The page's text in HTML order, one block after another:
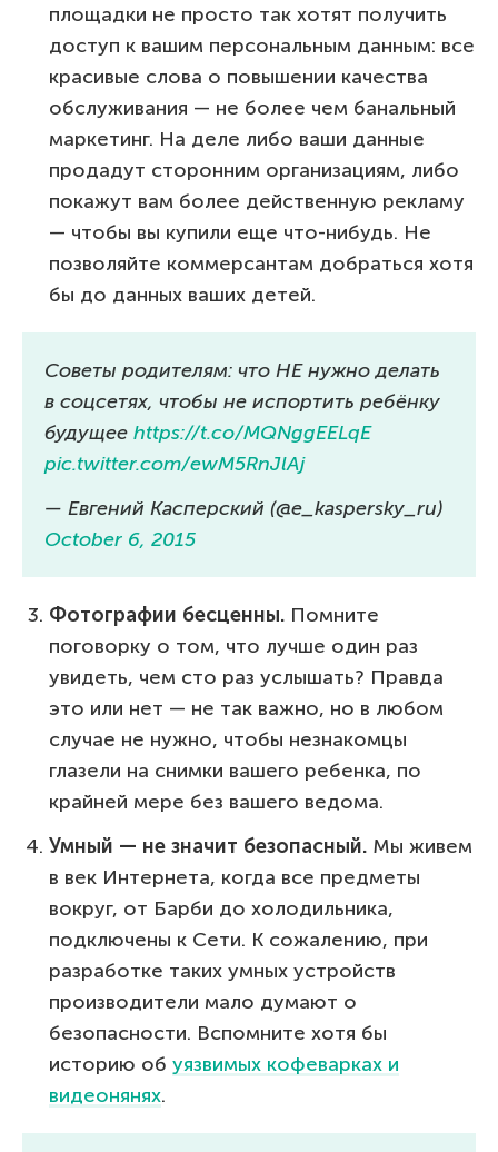
площадки не просто так хотят получить
доступ к вашим персональным данным: все
красивые слова о повышении качества
обслуживания — не более чем банальный
маркетинг. На деле либо ваши данные
продадут сторонним организациям, либо
покажут вам более действенную рекламу
— чтобы вы купили еще что-нибудь. Не
позволяйте коммерсантам добраться хотя
бы до данных ваших детей.
Советы родителям: что НЕ нужно делать
в соцсетях, чтобы не испортить ребёнку
будущее https://t.co/MQNggEELqE
pic.twitter.com/ewM5RnJlAj
— Евгений Касперский (@e_kaspersky_ru)
October 6, 2015
Фотографии бесценны. Помните
поговорку о том, что лучше один раз
увидеть, чем сто раз услышать? Правда
это или нет — не так важно, но в любом
случае не нужно, чтобы незнакомцы
глазели на снимки вашего ребенка, по
крайней мере без вашего ведома.
Умный — не значит безопасный. Мы живем
в век Интернета, когда все предметы
вокруг, от Барби до холодильника,
подключены к Сети. К сожалению, при
разработке таких умных устройств
производители мало думают о
безопасности. Вспомните хотя бы
историю об уязвимых кофеварках и
видеонянях.